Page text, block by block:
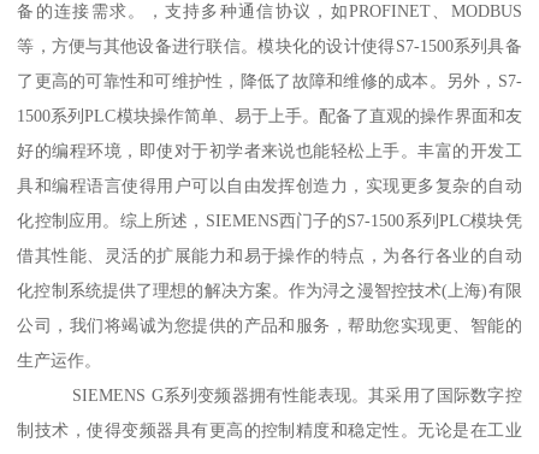
备的连接需求。，支持多种通信协议，如PROFINET、MODBUS
等，方便与其他设备进行联信。模块化的设计使得S7-1500系列具备
了更高的可靠性和可维护性，降低了故障和维修的成本。另外，S7-
1500系列PLC模块操作简单、易于上手。配备了直观的操作界面和友
好的编程环境，即使对于初学者来说也能轻松上手。丰富的开发工
具和编程语言使得用户可以自由发挥创造力，实现更多复杂的自动
化控制应用。综上所述，SIEMENS西门子的S7-1500系列PLC模块凭
借其性能、灵活的扩展能力和易于操作的特点，为各行各业的自动
化控制系统提供了理想的解决方案。作为浔之漫智控技术(上海)有限
公司，我们将竭诚为您提供的产品和服务，帮助您实现更、智能的
生产运作。
SIEMENS G系列变频器拥有性能表现。其采用了国际数字控
制技术，使得变频器具有更高的控制精度和稳定性。无论是在工业